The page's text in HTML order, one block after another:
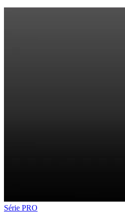
Série PRO